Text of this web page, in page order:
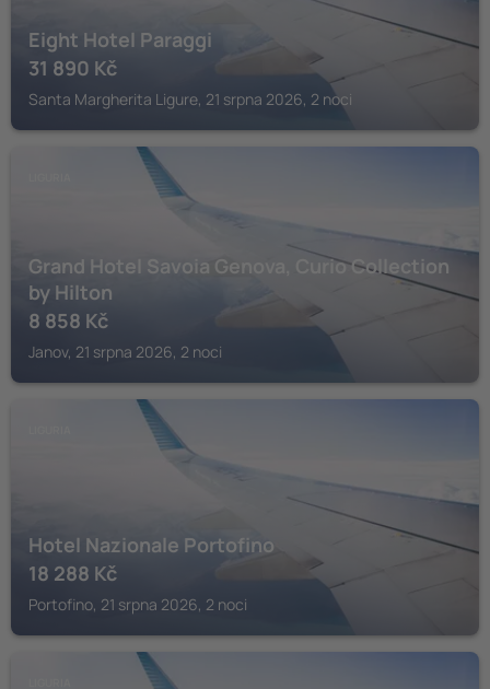
Eight Hotel Paraggi
31 890 Kč
Santa Margherita Ligure, 21 srpna 2026, 2 noci
Grand Hotel Savoia Genova, Curio Collection
by Hilton
8 858 Kč
Janov, 21 srpna 2026, 2 noci
Hotel Nazionale Portofino
18 288 Kč
Portofino, 21 srpna 2026, 2 noci